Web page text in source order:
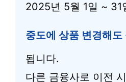
2025년 5월 1일 ~ 31
중도에 상품 변경해도
됩니다.
다른 금융사로 이전